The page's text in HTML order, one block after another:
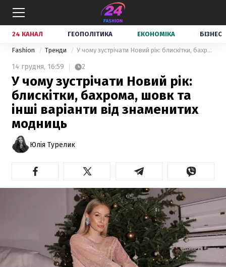
24 КАНАЛ ГЕОПОЛІТИКА ЕКОНОМІКА БІЗНЕС
Fashion Тренди У чому зустрічати Новий рік: блискітки, бахрома, шовк та інші варіанти від знаменитих модниць
14 грудня, 16:59 2
У чому зустрічати Новий рік:
блискітки, бахрома, шовк та
інші варіанти від знаменитих
модниць
Юлія Турелик